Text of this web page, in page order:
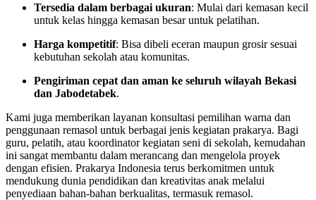
Tersedia dalam berbagai ukuran: Mulai dari kemasan kecil
untuk kelas hingga kemasan besar untuk pelatihan.
Harga kompetitif: Bisa dibeli eceran maupun grosir sesuai
kebutuhan sekolah atau komunitas.
Pengiriman cepat dan aman ke seluruh wilayah Bekasi
dan Jabodetabek.
Kami juga memberikan layanan konsultasi pemilihan warna dan
penggunaan remasol untuk berbagai jenis kegiatan prakarya. Bagi
guru, pelatih, atau koordinator kegiatan seni di sekolah, kemudahan
ini sangat membantu dalam merancang dan mengelola proyek
dengan efisien. Prakarya Indonesia terus berkomitmen untuk
mendukung dunia pendidikan dan kreativitas anak melalui
penyediaan bahan-bahan berkualitas, termasuk remasol.